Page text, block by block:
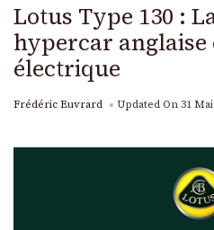
Lotus Type 130 :
hypercar
électrique
Frédéric Euvrard Updated On 31